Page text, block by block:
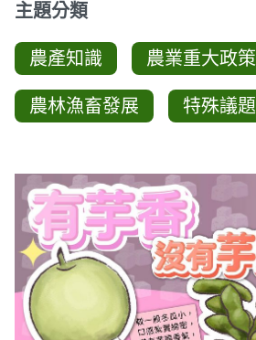
主題分類
農產知識 農業重大政策
農林漁畜發展 特殊議題
圖卡列表